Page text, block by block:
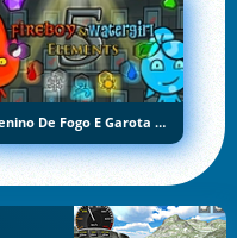
Menino De Fogo E Garota De Água 5: Elementos